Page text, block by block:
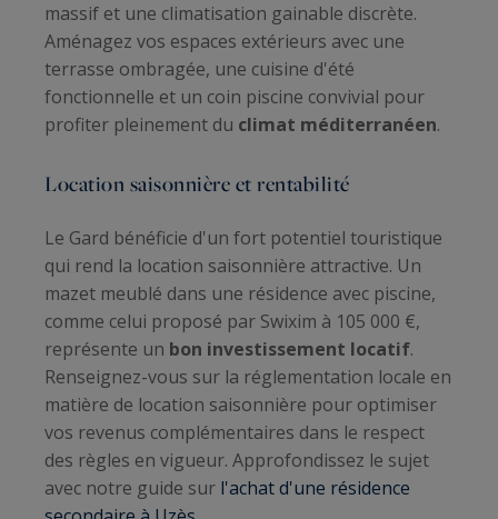
massif et une climatisation gainable discrète.
Aménagez vos espaces extérieurs avec une
terrasse ombragée, une cuisine d'été
fonctionnelle et un coin piscine convivial pour
profiter pleinement du climat méditerranéen.
Location saisonnière et rentabilité
Le Gard bénéficie d'un fort potentiel touristique
qui rend la location saisonnière attractive. Un
mazet meublé dans une résidence avec piscine,
comme celui proposé par Swixim à 105 000 €,
représente un bon investissement locatif.
Renseignez-vous sur la réglementation locale en
matière de location saisonnière pour optimiser
vos revenus complémentaires dans le respect
des règles en vigueur. Approfondissez le sujet
avec notre guide sur l'achat d'une résidence